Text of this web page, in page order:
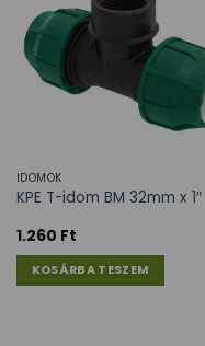
IDOMOK
KPE T-idom BM 32mm x 1″
1.260 Ft
KOSÁRBA TESZEM